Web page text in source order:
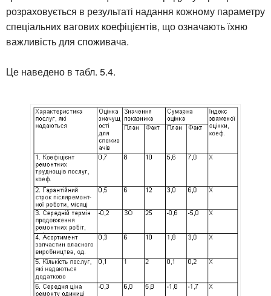
розраховується в результаті надання кожному параметру
спеціальних вагових коефіцієнтів, що означають їхню
важливість для споживача.
Це наведено в табл. 5.4.